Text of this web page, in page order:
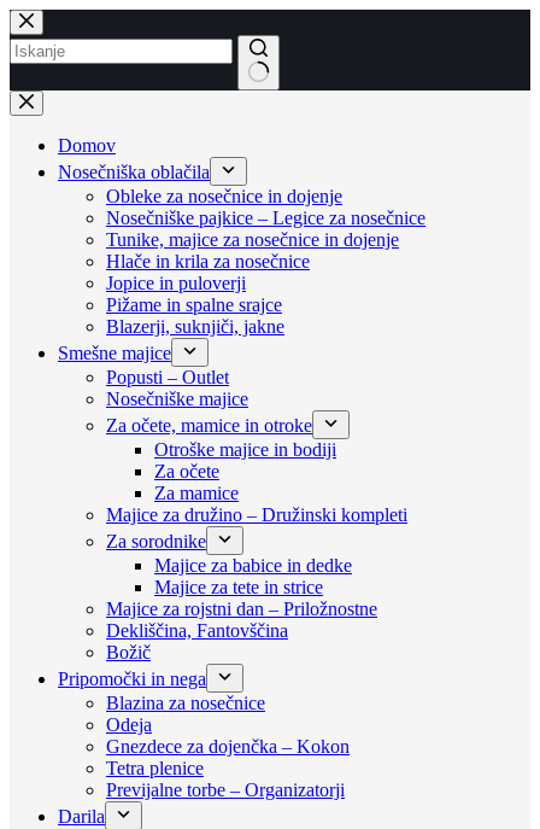
Skip
to
content
No
results
Domov
Nosečniška oblačila
Obleke za nosečnice in dojenje
Nosečniške pajkice – Legice za nosečnice
Tunike, majice za nosečnice in dojenje
Hlače in krila za nosečnice
Jopice in puloverji
Pižame in spalne srajce
Blazerji, suknjiči, jakne
Smešne majice
Popusti – Outlet
Nosečniške majice
Za očete, mamice in otroke
Otroške majice in bodiji
Za očete
Za mamice
Majice za družino – Družinski kompleti
Za sorodnike
Majice za babice in dedke
Majice za tete in strice
Majice za rojstni dan – Priložnostne
Dekliščina, Fantovščina
Božič
Pripomočki in nega
Blazina za nosečnice
Odeja
Gnezdece za dojenčka – Kokon
Tetra plenice
Previjalne torbe – Organizatorji
Darila